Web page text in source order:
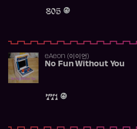
805
​eAeon (이이언)
No Fun Without You
771